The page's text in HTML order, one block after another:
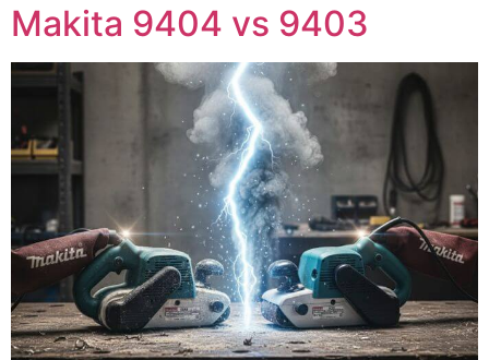
Makita 9404 vs 9403